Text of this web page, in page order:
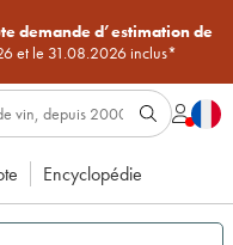
demande d’estimation de
et le 31.08.2026 inclus*
Encyclopédie